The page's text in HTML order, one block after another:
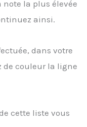
la plus élevée
ainsi.
dans votre
de couleur la ligne
cette liste vous